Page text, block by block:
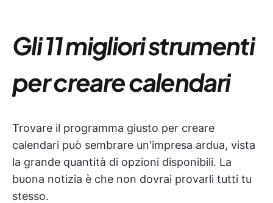
Gli 11 migliori strumenti
per creare calendari
Trovare il programma giusto per creare
calendari può sembrare un'impresa ardua, vista
la grande quantità di opzioni disponibili. La
buona notizia è che non dovrai provarli tutti tu
stesso.